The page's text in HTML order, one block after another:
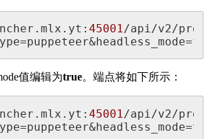
45001/api/v2/
值编辑为true。端点将如下所示：
45001 /api/v2/